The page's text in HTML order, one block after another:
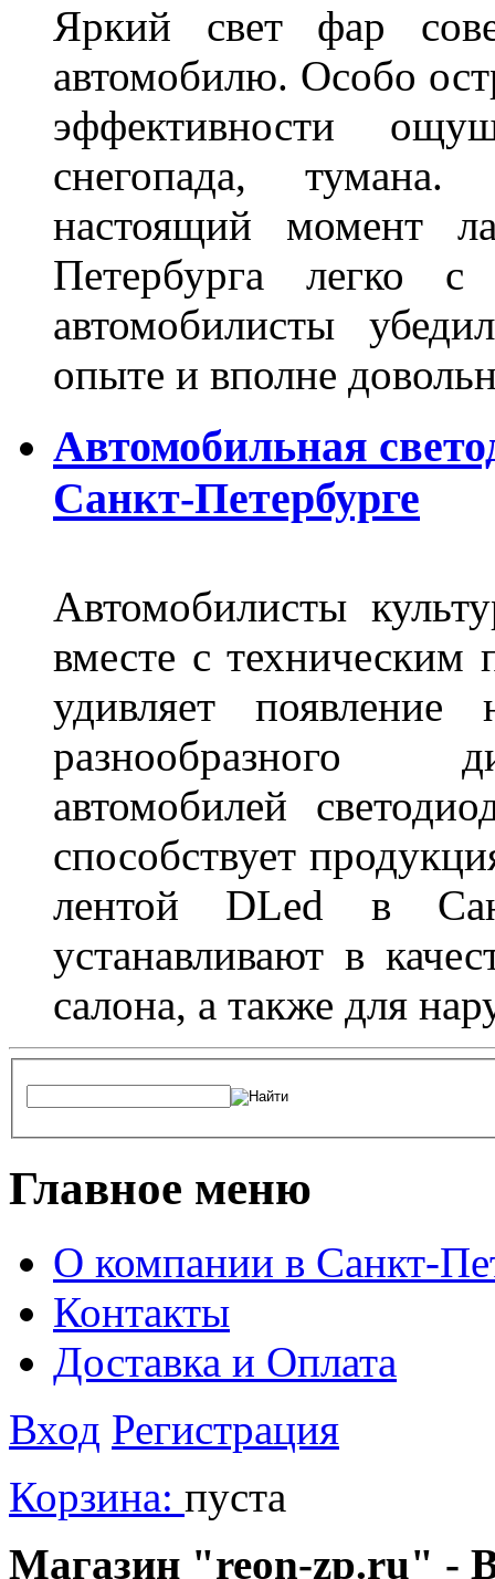
Яркий свет фар
автомобилю. Особо
эффективности
снегопада,
настоящий момент
Петербурга легко
автомобилисты
опыте и вполне
Автомобильная
Санкт-Петербурге
Автомобилисты
вместе с техническим
удивляет
разнообразного
автомобилей
способствует
лентой DLed в
устанавливают в
салона, а также для
Главное меню
О компании в Санкт-
Контакты
Доставка и Оплата
Вход Регистрация
Корзина: пуста
Магазин "reon-zp.ru" -